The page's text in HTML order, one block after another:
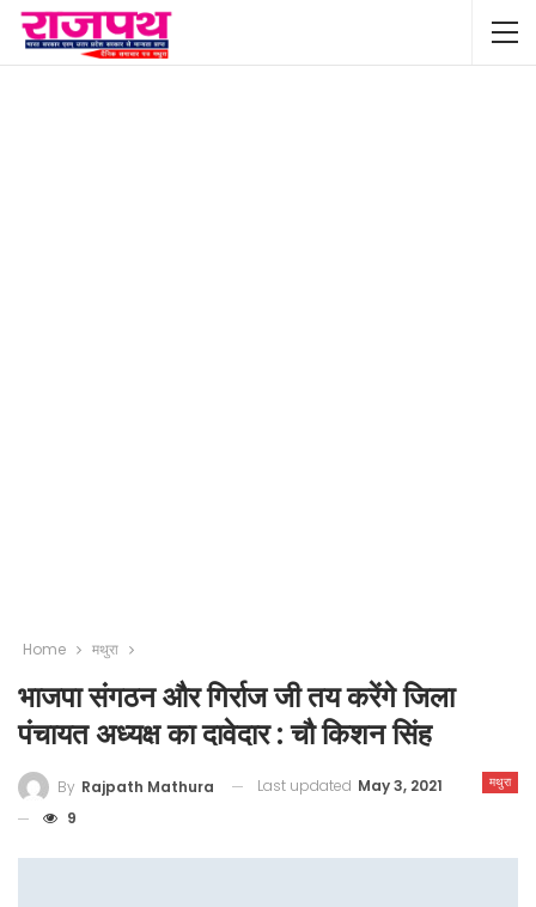
Home मथुरा
भाजपा संगठन और गिर्राज जी तय करेंगे जिला
पंचायत अध्यक्ष का दावेदार : चौ किशन सिंह
मथुरा
By Rajpath Mathura Last updated May 3, 2021
9